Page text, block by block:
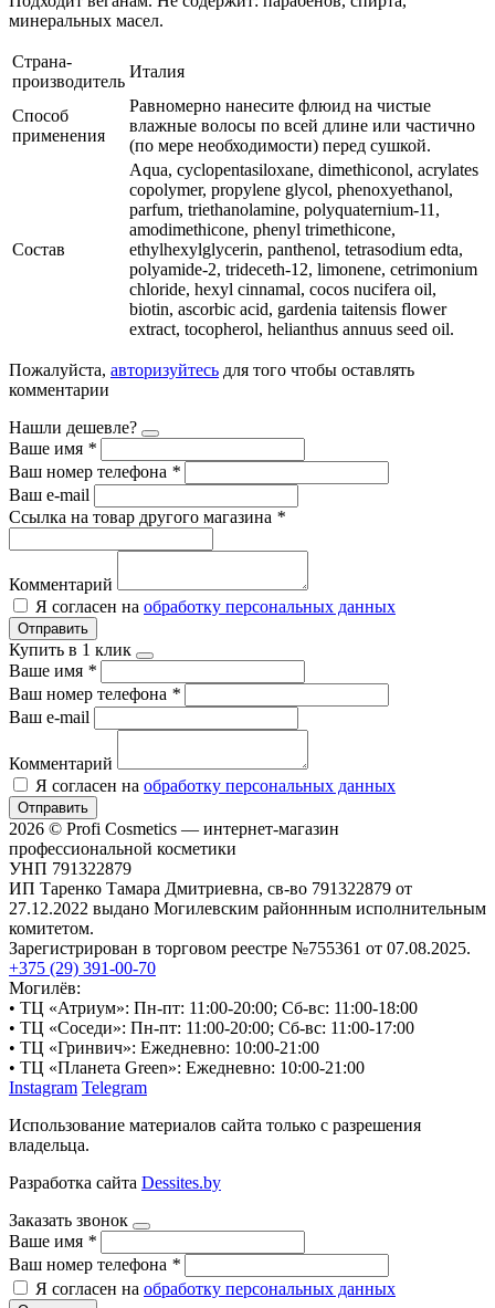
минеральных масел.
Страна-
производитель
Италия
Способ
применения
Равномерно нанесите флюид на чистые
влажные волосы по всей длине или частично
(по мере необходимости) перед сушкой.
Состав
Aqua, cyclopentasiloxane, dimethiconol, acrylates
copolymer, propylene glycol, phenoxyethanol,
parfum, triethanolamine, polyquaternium-11,
amodimethicone, phenyl trimethicone,
ethylhexylglycerin, panthenol, tetrasodium edta,
polyamide-2, trideceth-12, limonene, cetrimonium
chloride, hexyl cinnamal, cocos nucifera oil,
biotin, ascorbic acid, gardenia taitensis flower
extract, tocopherol, helianthus annuus seed oil.
Пожалуйста, авторизуйтесь для того чтобы оставлять
комментарии
Нашли дешевле?
Ваше имя *
Ваш номер телефона *
Ваш e-mail
Ссылка на товар другого магазина *
Комментарий
Я согласен на обработку персональных данных
Отправить
Купить в 1 клик
Ваше имя *
Ваш номер телефона *
Ваш e-mail
Комментарий
Я согласен на обработку персональных данных
Отправить
2026 © Profi Cosmetics — интернет-магазин
профессиональной косметики
УНП 791322879
ИП Таренко Тамара Дмитриевна, св-во 791322879 от
27.12.2022 выдано Могилевским районнным исполнительным
комитетом.
Зарегистрирован в торговом реестре №755361 от 07.08.2025.
+375 (29) 391-00-70
Могилёв:
• ТЦ «Атриум»: Пн-пт: 11:00-20:00; Сб-вс: 11:00-18:00
• ТЦ «Соседи»: Пн-пт: 11:00-20:00; Сб-вс: 11:00-17:00
• ТЦ «Гринвич»: Ежедневно: 10:00-21:00
• ТЦ «Планета Green»: Ежедневно: 10:00-21:00
Instagram Telegram
Использование материалов сайта только с разрешения
владельца.
Разработка сайта Dessites.by
Заказать звонок
Ваше имя *
Ваш номер телефона *
Я согласен на обработку персональных данных